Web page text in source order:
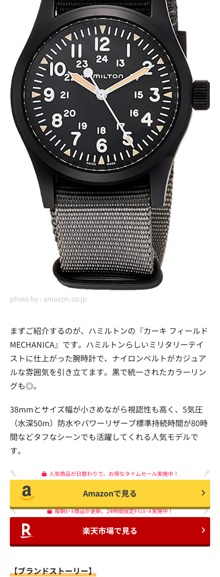
photo by : amazon.co.jp
まずご紹介するのが、ハミルトンの『カーキ フィールド
MECHANICA』です。ハミルトンらしいミリタリーテイ
ストに仕上がった腕時計で、ナイロンベルトがカジュア
ルな雰囲気を引き立てます。黒で統一されたカラーリン
グも◎。
38mmとサイズ幅が小さめながら視認性も高く、5気圧
（水深50m）防水やパワーリザーブ標準持続時間が80時
間などタフなシーンでも活躍してくれる人気モデルで
す。
人気商品が日替わりで。お得なタイムセール実施中！
Amazonで見る
毎朝ｾｰﾙ商品が更新。24時間限定ﾀｲﾑｾｰﾙ実施中！
楽天市場で見る
【ブランドストーリー】